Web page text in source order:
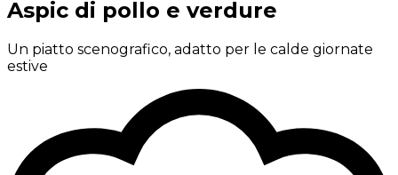
Aspic di pollo e verdure
Un piatto scenografico, adatto per le calde giornate
estive